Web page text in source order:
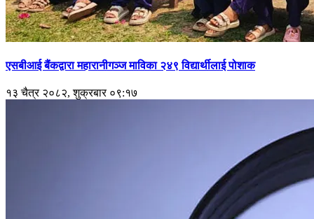
एसबीआई बैंकद्वारा महारानीगञ्ज माविका २४९ विद्यार्थीलाई पोशाक
१३ चैत्र २०८२, शुक्रबार ०९:१७